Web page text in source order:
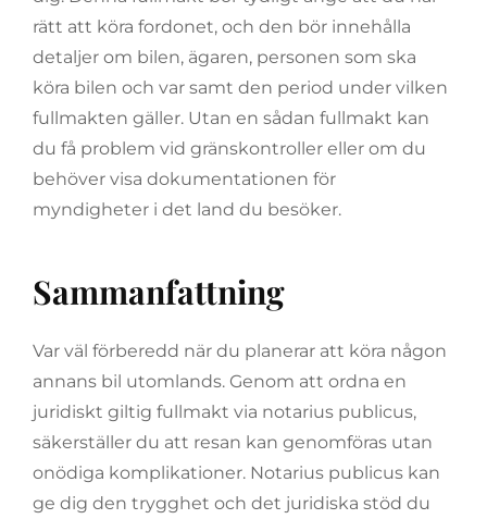
rätt att köra fordonet, och den bör innehålla
detaljer om bilen, ägaren, personen som ska
köra bilen och var samt den period under vilken
fullmakten gäller. Utan en sådan fullmakt kan
du få problem vid gränskontroller eller om du
behöver visa dokumentationen för
myndigheter i det land du besöker.
Sammanfattning
Var väl förberedd när du planerar att köra någon
annans bil utomlands. Genom att ordna en
juridiskt giltig fullmakt via notarius publicus,
säkerställer du att resan kan genomföras utan
onödiga komplikationer. Notarius publicus kan
ge dig den trygghet och det juridiska stöd du